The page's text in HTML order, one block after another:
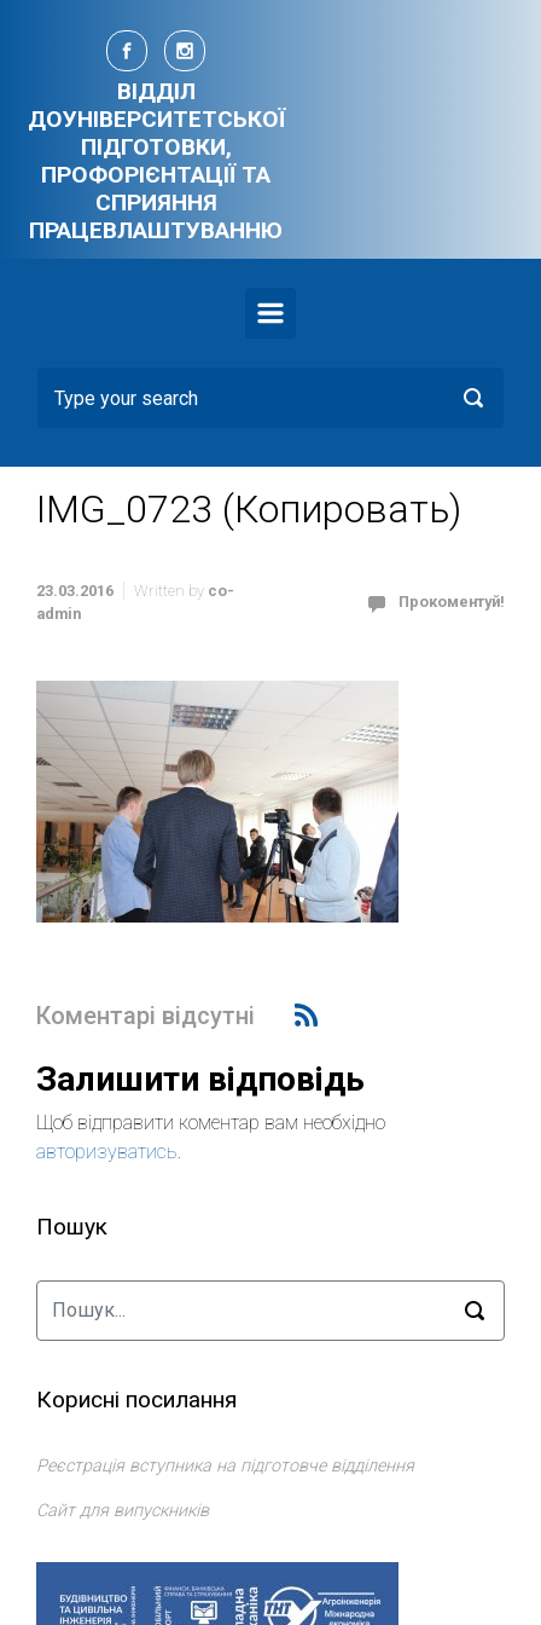
Skip to main content
ВІДДІЛ
ДОУНІВЕРСИТЕТСЬКОЇ
ПІДГОТОВКИ,
ПРОФОРІЄНТАЦІЇ ТА
СПРИЯННЯ
ПРАЦЕВЛАШТУВАННЮ
IMG_0723 (Копировать)
23.03.2016 Written by co-
admin
Прокоментуй!
Коментарі відсутні
Залишити відповідь
Щоб відправити коментар вам необхідно
авторизуватись.
Пошук
Корисні посилання
Реєстрація вступника на підготовче відділення
Сайт для випускників